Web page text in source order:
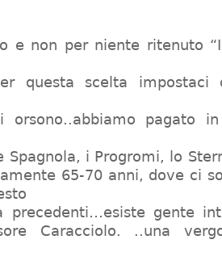
e non per niente ritenuto
questa scelta
orsono..abbiamo pagato
Spagnola, i Progromi, lo
65-70 anni, dove ci
precedenti…esiste gente
Caracciolo. ..una